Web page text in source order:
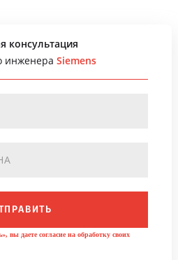
консультация
инженера Siemens
даете согласие на обработку своих